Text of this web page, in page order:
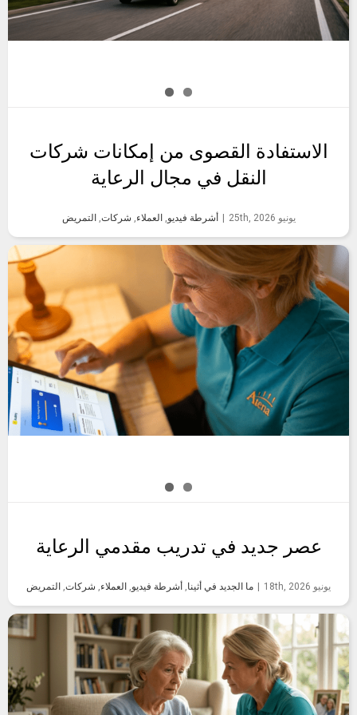
الاستفادة القصوى من إمكانات شركات
النقل في مجال الرعاية
يونيو 25th, 2026 أشرطة فيديو, العملاء, شركات, التمريض
عصر جديد في تدريب مقدمي الرعاية
يونيو 18th, 2026 ما الجديد في أثينا, أشرطة فيديو, العملاء, شركات, التمريض